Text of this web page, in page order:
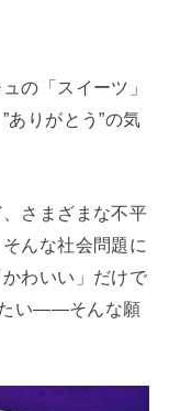
の「スイーツ」
ありがとう”の気
さまざまな不平
んな社会問題に
わいい」だけで
たい――そんな願